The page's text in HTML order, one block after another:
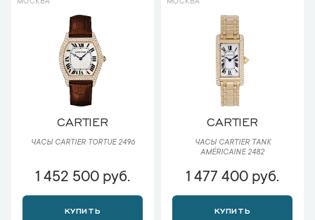
МОСКВА
CARTIER
ЧАСЫ CARTIER TORTUE 2496
1 452 500 руб.
КУПИТЬ
МОСКВА
CARTIER
ЧАСЫ CARTIER TANK
AMÉRICAINE 2482
1 477 400 руб.
КУПИТЬ